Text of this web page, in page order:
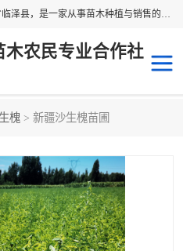
甘肃广恒源苗木农民合作社位于甘肃省临泽县，是一家从事苗木种植与销售的农民合作组织，合作社拥有苗木基地1500多亩，种植苗木品种40多个，年产各类苗木2000多万株。主营：白刺苗、红柳苗、梭梭苗等，我们以“种植一流的苗子，诚信经营”的经营理念，竭诚为每一位客户做优质的服务，欢迎来电咨询！
木农民专业合作社
槐 > 新疆沙生槐苗圃
柠条
白刺苗